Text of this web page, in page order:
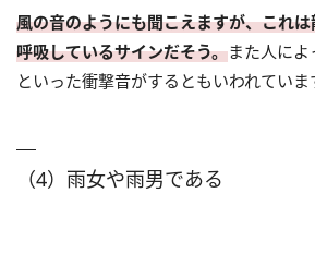
風の音のようにも聞こえますが、これ
呼吸しているサインだそう。また人に
といった衝撃音がするともいわれていま
（4）雨女や雨男である